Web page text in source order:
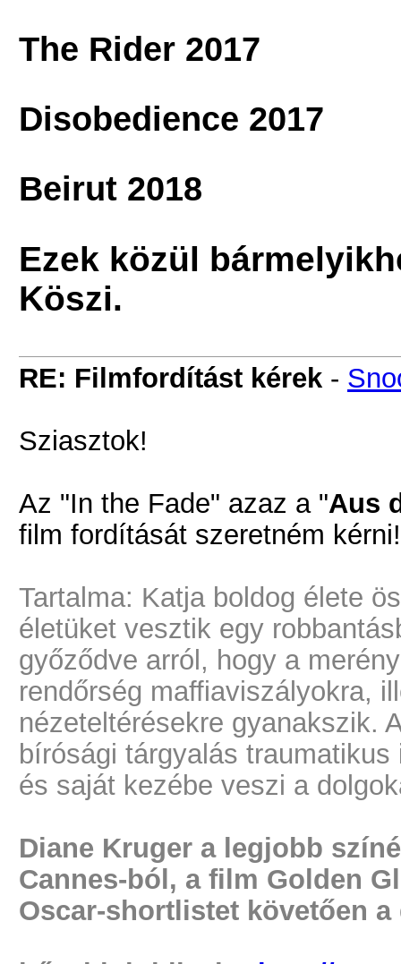
The Rider 2017
Disobedience 2017
Beirut 2018
Ezek közül
Köszi.
RE: Filmfordítást kérek -
Sziasztok!
Az "In the Fade" azaz a "Aus
film fordítását szeretném
Tartalma: Katja boldog élete
életüket vesztik egy
győződve arról, hogy a
rendőrség maffiaviszályokra,
nézeteltérésekre gyanakszik.
bírósági tárgyalás
és saját kezébe veszi a
Diane Kruger a legjobb
Cannes-ból, a film Golden
Oscar-shortlistet követően